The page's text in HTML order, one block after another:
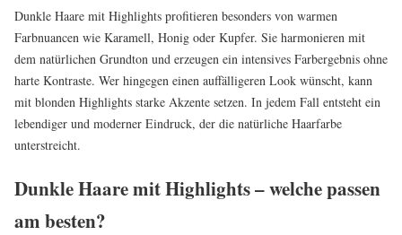
Dunkle Haare mit Highlights profitieren besonders von warmen
Farbnuancen wie Karamell, Honig oder Kupfer. Sie harmonieren mit
dem natürlichen Grundton und erzeugen ein intensives Farbergebnis ohne
harte Kontraste. Wer hingegen einen auffälligeren Look wünscht, kann
mit blonden Highlights starke Akzente setzen. In jedem Fall entsteht ein
lebendiger und moderner Eindruck, der die natürliche Haarfarbe
unterstreicht.
Dunkle Haare mit Highlights – welche passen
am besten?